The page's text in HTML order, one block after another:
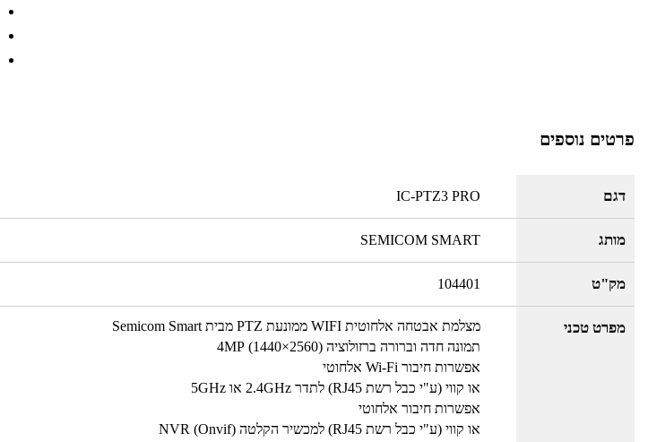
פרטים נוספים
דגם IC-PTZ3 PRO
מותג SEMICOM SMART
מק"ט 104401
מפרט טכני
מצלמת אבטחה אלחוטית WIFI ממונעת PTZ מבית Semicom Smart
תמונה חדה וברורה ברזולוציה (2560×1440) 4MP
אפשרות חיבור Wi-Fi אלחוטי
או קווי (ע"י כבל רשת RJ45) לתדר 2.4GHz או 5GHz
אפשרות חיבור אלחוטי
או קווי (ע"י כבל רשת RJ45) למכשיר הקלטה NVR (Onvif)